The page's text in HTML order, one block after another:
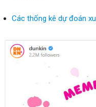
Các thống kê dự đoán